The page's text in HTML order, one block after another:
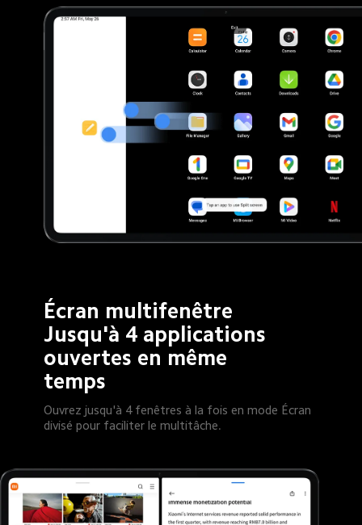
Écran multifenêtre
Jusqu'à 4 applications
ouvertes en même
temps
Ouvrez jusqu'à 4 fenêtres à la fois en mode Écran
divisé pour faciliter le multitâche.